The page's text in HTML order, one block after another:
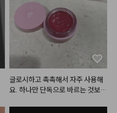
리면서도 겉은 보송하게 마무리되
어 입술 주름과 각질을 매끈하게 블
러 처리해 주는 효과가 탁월합니다.
뭉침 없이 자연스럽게 스머징되어
손이나 실리콘 브러시로 대충 톡톡
두드려 발라도 쉽게 예쁜 그라데이
션 립을 연출할 수 있습니다.
특히 웜톤과 쿨톤 모두가 반할 만한
감각적이고 트렌디한 저채도·고분
아니라 치크(블러셔)로 함께 활용
글로시하고 촉촉해서 자주 사용해
요. 하나만 단독으로 바르는 것보다